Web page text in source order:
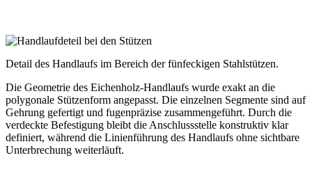
Detail des Handlaufs im Bereich der fünfeckigen Stahlstützen.
Die Geometrie des Eichenholz-Handlaufs wurde exakt an die
polygonale Stützenform angepasst. Die einzelnen Segmente sind auf
Gehrung gefertigt und fugenpräzise zusammengeführt. Durch die
verdeckte Befestigung bleibt die Anschlussstelle konstruktiv klar
definiert, während die Linienführung des Handlaufs ohne sichtbare
Unterbrechung weiterläuft.